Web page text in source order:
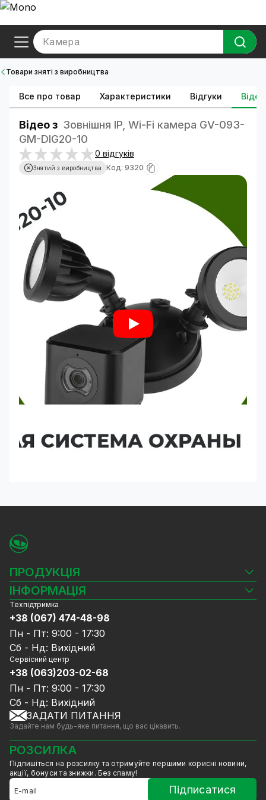
Камера
Товари зняті з виробництва
Все про товар Характеристики Відгуки Відео
Відео з Зовнішня IP, Wi-Fi камера GV-093-
GM-DIG20-10
0 відгуків
Знятий з виробництва Код: 9320
ПРОДУКЦІЯ
Камери відеоспостереження
Відеореєстратори
Комплекти відеоспостереження
СКУД
Джерела живлення
Мережеве обладнання
Ноутбуки та комп'ютери
Аксесуари
Акції
Знижені в ціні товари
GreenVision знижки
Мерч від GreenVision
Товари для дому
Товари зняті з виробництва
ІНФОРМАЦІЯ
Блог
Доставка та оплата
Гарантія та Сервісне обслуговування
Політика конфіденційності
Договір публічної оферти
Співпраця
Послуги
Калькулятор розрахунку обсягу HDD
Техпідтримка
+38 (067) 474-48-98
Пн - Пт: 9:00 - 17:30
Сб - Нд: Вихідний
Сервісний центр
+38 (063)203-02-68
Пн - Пт: 9:00 - 17:30
Сб - Нд: Вихідний
ЗАДАТИ ПИТАННЯ
Задайте нам будь-яке питання, що вас цікавить.
РОЗСИЛКА
Підпишіться на розсилку та отримуйте першими корисні новини,
акції, бонуси та знижки. Без спаму!
Підписатися